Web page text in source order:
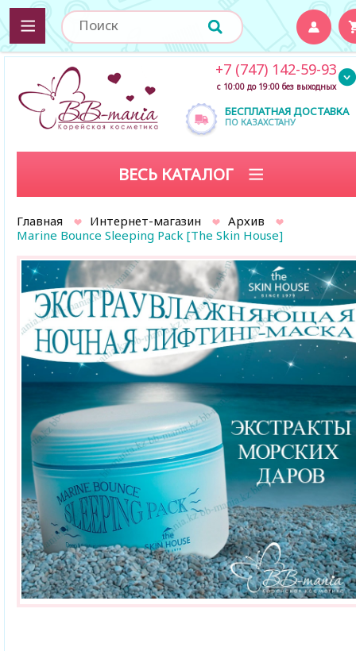
БЕСПЛАТНАЯ ДОСТАВКА
ПО КАЗАХСТАНУ
+7 (747) 142-59-93
с 10:00 до 19:00 без выходных
ВЕСЬ КАТАЛОГ
Главная Интернет-магазин
Архив
Marine Bounce Sleeping Pack [The Skin House]